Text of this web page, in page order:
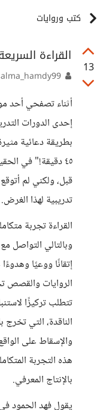
كتب وروايات
13
القراءة
أثناء تصفحي أحد
إحدى الدورات
بطريقة دعائية
٤٥ دقيقة!" في
قبل، ولكني لم
تدريبية لهذا الغرض.
​القراءة تجربة
وبالتالي التواصل
إتقانًا ووعيًا
الروايات والقصص
تتطلب تركيزًا
الناقدة، التي
والإسقاط على
هذه التجربة
بالإنتاج المعرفي.
​يقول فهد الحمود في